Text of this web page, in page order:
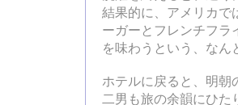
結果的に、アメリカで
ーガーとフレンチフラ
を味わうという、なん
ホテルに戻ると、明朝
二男も旅の余韻にひた